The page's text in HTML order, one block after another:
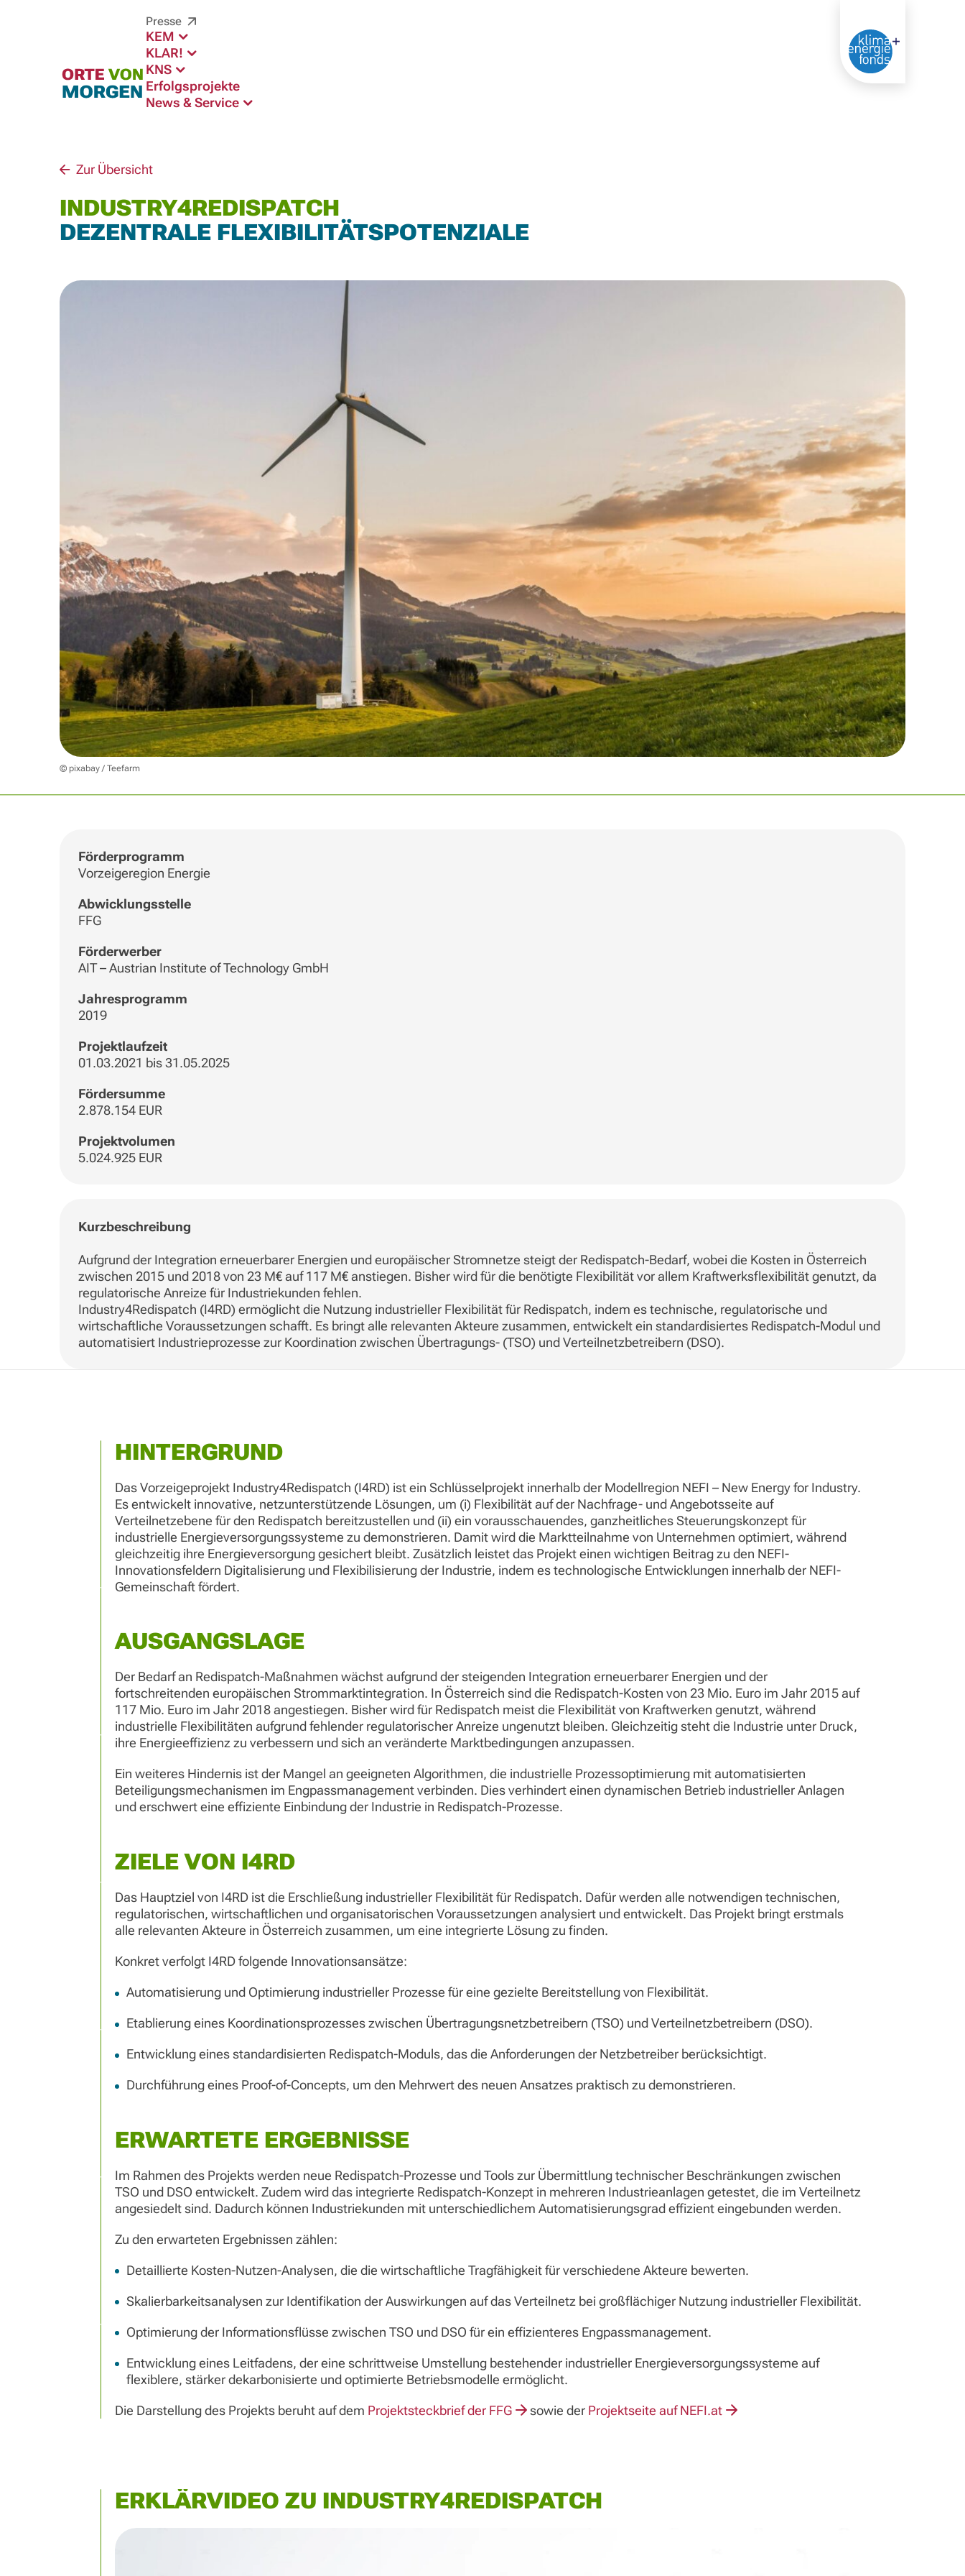
Presse
KEM
KLAR!
KNS
Erfolgsprojekte
News & Service
Zur Übersicht
INDUSTRY4REDISPATCH
DEZENTRALE FLEXIBILITÄTSPOTENZIALE
© pixabay / Teefarm
Förderprogramm
Vorzeigeregion Energie
Abwicklungsstelle
FFG
Förderwerber
AIT – Austrian Institute of Technology GmbH
Jahresprogramm
2019
Projektlaufzeit
01.03.2021 bis 31.05.2025
Fördersumme
2.878.154 EUR
Projektvolumen
5.024.925 EUR
Kurzbeschreibung
Aufgrund der Integration erneuerbarer Energien und europäischer Stromnetze steigt der Redispatch-Bedarf, wobei die Kosten in Österreich
zwischen 2015 und 2018 von 23 M€ auf 117 M€ anstiegen. Bisher wird für die benötigte Flexibilität vor allem Kraftwerksflexibilität genutzt, da
regulatorische Anreize für Industriekunden fehlen.
Industry4Redispatch (I4RD) ermöglicht die Nutzung industrieller Flexibilität für Redispatch, indem es technische, regulatorische und
wirtschaftliche Voraussetzungen schafft. Es bringt alle relevanten Akteure zusammen, entwickelt ein standardisiertes Redispatch-Modul und
automatisiert Industrieprozesse zur Koordination zwischen Übertragungs- (TSO) und Verteilnetzbetreibern (DSO).
HINTERGRUND
Das Vorzeigeprojekt Industry4Redispatch (I4RD) ist ein Schlüsselprojekt innerhalb der Modellregion NEFI – New Energy for Industry.
Es entwickelt innovative, netzunterstützende Lösungen, um (i) Flexibilität auf der Nachfrage- und Angebotsseite auf
Verteilnetzebene für den Redispatch bereitzustellen und (ii) ein vorausschauendes, ganzheitliches Steuerungskonzept für
industrielle Energieversorgungssysteme zu demonstrieren. Damit wird die Marktteilnahme von Unternehmen optimiert, während
gleichzeitig ihre Energieversorgung gesichert bleibt. Zusätzlich leistet das Projekt einen wichtigen Beitrag zu den NEFI-
Innovationsfeldern Digitalisierung und Flexibilisierung der Industrie, indem es technologische Entwicklungen innerhalb der NEFI-
Gemeinschaft fördert.
AUSGANGSLAGE
Der Bedarf an Redispatch-Maßnahmen wächst aufgrund der steigenden Integration erneuerbarer Energien und der
fortschreitenden europäischen Strommarktintegration. In Österreich sind die Redispatch-Kosten von 23 Mio. Euro im Jahr 2015 auf
117 Mio. Euro im Jahr 2018 angestiegen. Bisher wird für Redispatch meist die Flexibilität von Kraftwerken genutzt, während
industrielle Flexibilitäten aufgrund fehlender regulatorischer Anreize ungenutzt bleiben. Gleichzeitig steht die Industrie unter Druck,
ihre Energieeffizienz zu verbessern und sich an veränderte Marktbedingungen anzupassen.
Ein weiteres Hindernis ist der Mangel an geeigneten Algorithmen, die industrielle Prozessoptimierung mit automatisierten
Beteiligungsmechanismen im Engpassmanagement verbinden. Dies verhindert einen dynamischen Betrieb industrieller Anlagen
und erschwert eine effiziente Einbindung der Industrie in Redispatch-Prozesse.
ZIELE VON I4RD
Das Hauptziel von I4RD ist die Erschließung industrieller Flexibilität für Redispatch. Dafür werden alle notwendigen technischen,
regulatorischen, wirtschaftlichen und organisatorischen Voraussetzungen analysiert und entwickelt. Das Projekt bringt erstmals
alle relevanten Akteure in Österreich zusammen, um eine integrierte Lösung zu finden.
Konkret verfolgt I4RD folgende Innovationsansätze:
Automatisierung und Optimierung industrieller Prozesse für eine gezielte Bereitstellung von Flexibilität.
Etablierung eines Koordinationsprozesses zwischen Übertragungsnetzbetreibern (TSO) und Verteilnetzbetreibern (DSO).
Entwicklung eines standardisierten Redispatch-Moduls, das die Anforderungen der Netzbetreiber berücksichtigt.
Durchführung eines Proof-of-Concepts, um den Mehrwert des neuen Ansatzes praktisch zu demonstrieren.
ERWARTETE ERGEBNISSE
Im Rahmen des Projekts werden neue Redispatch-Prozesse und Tools zur Übermittlung technischer Beschränkungen zwischen
TSO und DSO entwickelt. Zudem wird das integrierte Redispatch-Konzept in mehreren Industrieanlagen getestet, die im Verteilnetz
angesiedelt sind. Dadurch können Industriekunden mit unterschiedlichem Automatisierungsgrad effizient eingebunden werden.
Zu den erwarteten Ergebnissen zählen:
Detaillierte Kosten-Nutzen-Analysen, die die wirtschaftliche Tragfähigkeit für verschiedene Akteure bewerten.
Skalierbarkeitsanalysen zur Identifikation der Auswirkungen auf das Verteilnetz bei großflächiger Nutzung industrieller Flexibilität.
Optimierung der Informationsflüsse zwischen TSO und DSO für ein effizienteres Engpassmanagement.
Entwicklung eines Leitfadens, der eine schrittweise Umstellung bestehender industrieller Energieversorgungssysteme auf
flexiblere, stärker dekarbonisierte und optimierte Betriebsmodelle ermöglicht.
Die Darstellung des Projekts beruht auf dem Projektsteckbrief der FFG sowie der Projektseite auf NEFI.at
ERKLÄRVIDEO ZU INDUSTRY4REDISPATCH